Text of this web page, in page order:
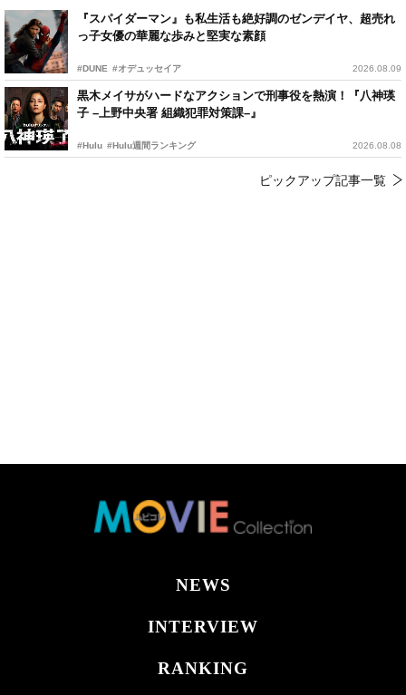
『スパイダーマン』も私生活も絶好調のゼンデイヤ、超売れ
っ子女優の華麗な歩みと堅実な素顔
#DUNE #オデュッセイア 2026.08.09
黒木メイサがハードなアクションで刑事役を熱演！『八神瑛
子 –上野中央署 組織犯罪対策課–』
#Hulu #Hulu週間ランキング 2026.08.08
ピックアップ記事一覧
NEWS
INTERVIEW
RANKING